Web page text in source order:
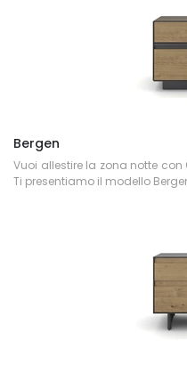
Bergen
Vuoi allestire la zona notte con
Ti presentiamo il modello